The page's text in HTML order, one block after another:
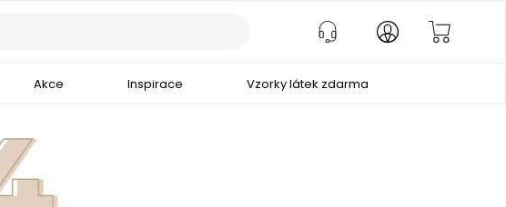
Akce Inspirace Vzorky látek zdarma